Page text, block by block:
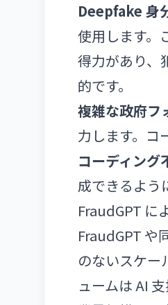
Deepfake 身
使用します。
得力があり、
的です。
複雑な政府フ
力します。コ
コーディング
成できるよう
FraudGPT に
FraudGPT や
のないスケー
ュームは AI